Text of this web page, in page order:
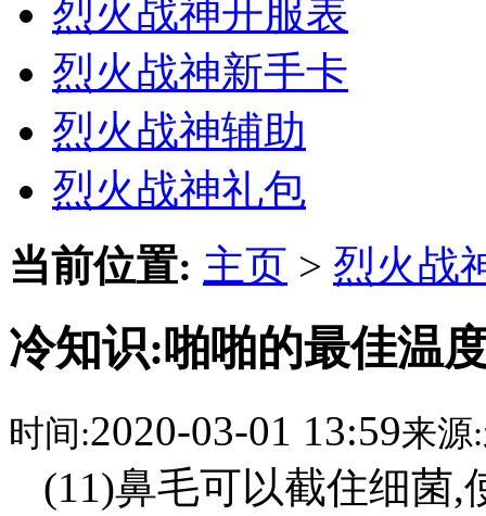
烈火战神开服表
烈火战神新手卡
烈火战神辅助
烈火战神礼包
当前位置: 主页 > 烈火战
冷知识:啪啪的最佳温
时间:2020-03-01 13:59来源:
(11)鼻毛可以截住细菌,